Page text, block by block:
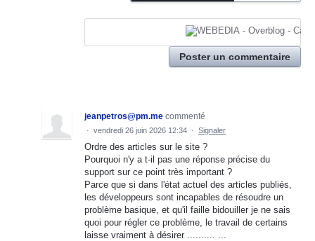
Poster un commentaire
jeanpetros@pm.me commenté
· vendredi 26 juin 2026 12:34 · Signaler
Ordre des articles sur le site ?
Pourquoi n'y a t-il pas une réponse précise du
support sur ce point très important ?
Parce que si dans l'état actuel des articles publiés,
les développeurs sont incapables de résoudre un
problème basique, et qu'il faille bidouiller je ne sais
quoi pour régler ce problème, le travail de certains
laisse vraiment à désirer .......... ...